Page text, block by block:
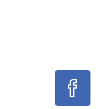
Gen.